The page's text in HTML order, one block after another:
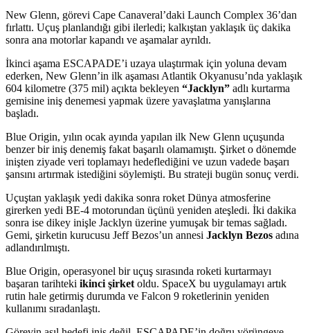
New Glenn, görevi Cape Canaveral’daki Launch Complex 36’dan
fırlattı. Uçuş planlandığı gibi ilerledi; kalkıştan yaklaşık üç dakika
sonra ana motorlar kapandı ve aşamalar ayrıldı.
İkinci aşama ESCAPADE’i uzaya ulaştırmak için yoluna devam
ederken, New Glenn’in ilk aşaması Atlantik Okyanusu’nda yaklaşık
604 kilometre (375 mil) açıkta bekleyen “Jacklyn” adlı kurtarma
gemisine iniş denemesi yapmak üzere yavaşlatma yanışlarına
başladı.
Blue Origin, yılın ocak ayında yapılan ilk New Glenn uçuşunda
benzer bir iniş denemiş fakat başarılı olamamıştı. Şirket o dönemde
inişten ziyade veri toplamayı hedeflediğini ve uzun vadede başarı
şansını artırmak istediğini söylemişti. Bu strateji bugün sonuç verdi.
Uçuştan yaklaşık yedi dakika sonra roket Dünya atmosferine
girerken yedi BE-4 motorundan üçünü yeniden ateşledi. İki dakika
sonra ise dikey inişle Jacklyn üzerine yumuşak bir temas sağladı.
Gemi, şirketin kurucusu Jeff Bezos’un annesi Jacklyn Bezos adına
adlandırılmıştı.
Blue Origin, operasyonel bir uçuş sırasında roketi kurtarmayı
başaran tarihteki ikinci şirket oldu. SpaceX bu uygulamayı artık
rutin hale getirmiş durumda ve Falcon 9 roketlerinin yeniden
kullanımı sıradanlaştı.